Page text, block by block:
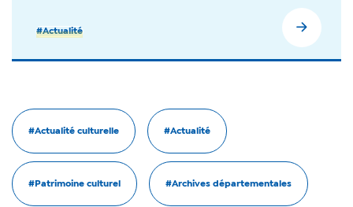
#Actualité
#Actualité culturelle #Actualité
#Patrimoine culturel #Archives départementales